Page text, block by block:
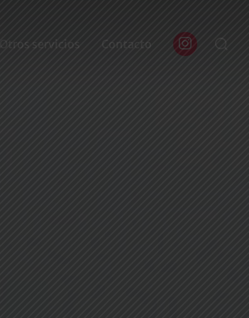
Otros servicios Contacto
Buscar: